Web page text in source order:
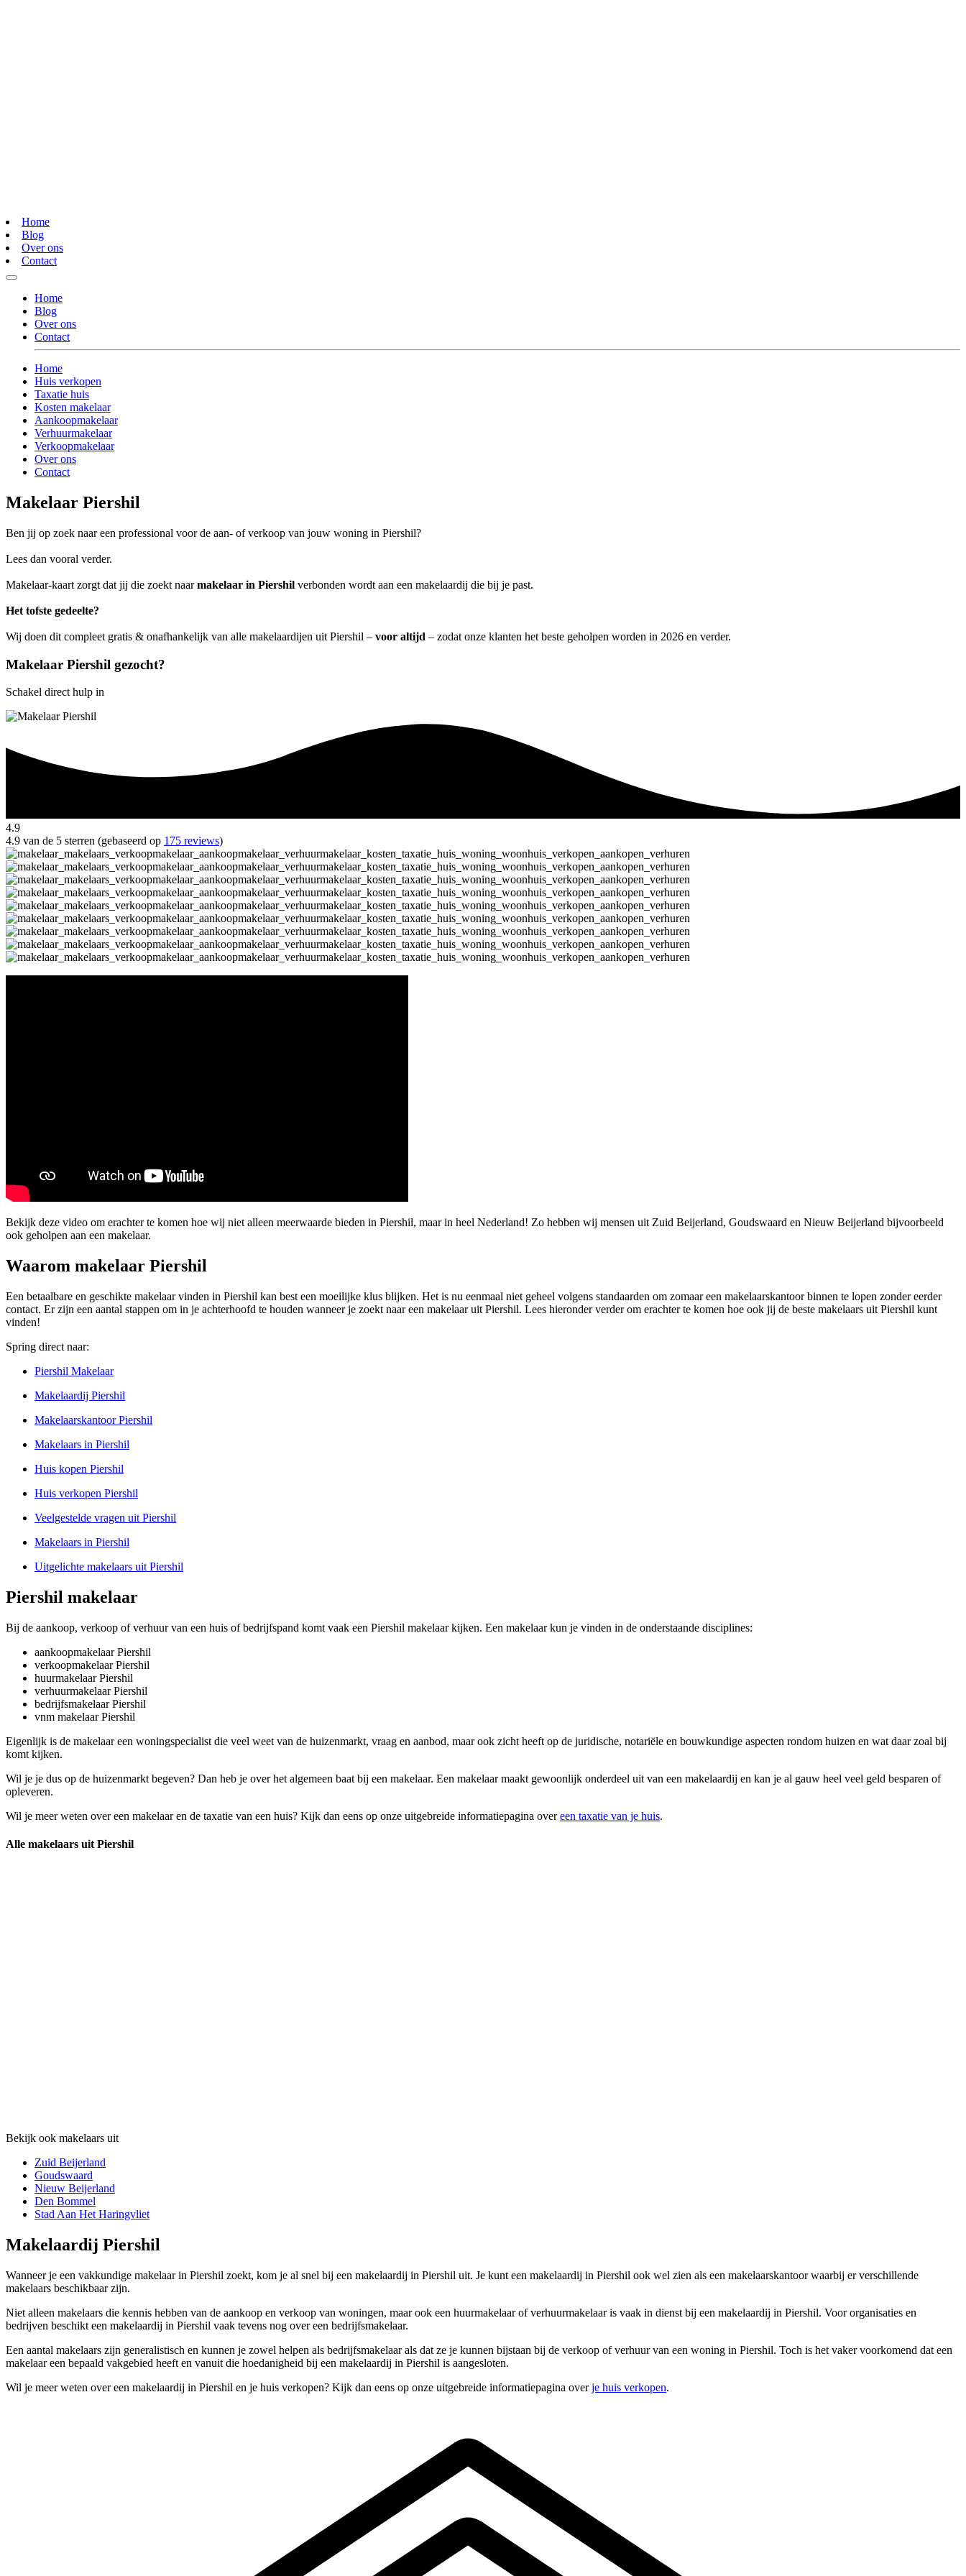
Home
Blog
Over ons
Contact
Home
Blog
Over ons
Contact
Home
Huis verkopen
Taxatie huis
Kosten makelaar
Aankoopmakelaar
Verhuurmakelaar
Verkoopmakelaar
Over ons
Contact
Makelaar Piershil
Ben jij op zoek naar een professional voor de aan- of verkoop van jouw woning in Piershil?
Lees dan vooral verder.
Makelaar-kaart zorgt dat jij die zoekt naarmakelaar in Piershil verbonden wordt aan een makelaardij die bij je past.
Het tofste gedeelte?
Wij doen dit compleet gratis & onafhankelijk van alle makelaardijen uit Piershil – voor altijd – zodat onze klanten het beste geholpen worden in 2026 en verder.
Makelaar Piershil gezocht?
Schakel direct hulp in
4.9
4.9 van de 5 sterren (gebaseerd op 175 reviews)
Bekijk deze video om erachter te komen hoe wij niet alleen meerwaarde bieden in Piershil, maar in heel Nederland! Zo hebben wij mensen uit Zuid Beijerland, Goudswaard en Nieuw Beijerland bijvoorbeeld
ook geholpen aan een makelaar.
Waarom makelaar Piershil
Een betaalbare en geschikte makelaar vinden in Piershil kan best een moeilijke klus blijken. Het is nu eenmaal niet geheel volgens standaarden om zomaar een makelaarskantoor binnen te lopen zonder eerder
contact. Er zijn een aantal stappen om in je achterhoofd te houden wanneer je zoekt naar een makelaar uit Piershil. Lees hieronder verder om erachter te komen hoe ook jij de beste makelaars uit Piershil kunt
vinden!
Spring direct naar:
Piershil Makelaar
Makelaardij Piershil
Makelaarskantoor Piershil
Makelaars in Piershil
Huis kopen Piershil
Huis verkopen Piershil
Veelgestelde vragen uit Piershil
Makelaars in Piershil
Uitgelichte makelaars uit Piershil
Piershil makelaar
Bij de aankoop, verkoop of verhuur van een huis of bedrijfspand komt vaak een Piershil makelaar kijken. Een makelaar kun je vinden in de onderstaande disciplines:
aankoopmakelaar Piershil
verkoopmakelaar Piershil
huurmakelaar Piershil
verhuurmakelaar Piershil
bedrijfsmakelaar Piershil
vnm makelaar Piershil
Eigenlijk is de makelaar een woningspecialist die veel weet van de huizenmarkt, vraag en aanbod, maar ook zicht heeft op de juridische, notariële en bouwkundige aspecten rondom huizen en wat daar zoal bij
komt kijken.
Wil je je dus op de huizenmarkt begeven? Dan heb je over het algemeen baat bij een makelaar. Een makelaar maakt gewoonlijk onderdeel uit van een makelaardij en kan je al gauw heel veel geld besparen of
opleveren.
Wil je meer weten over een makelaar en de taxatie van een huis? Kijk dan eens op onze uitgebreide informatiepagina overeen taxatie van je huis.
Alle makelaars uit Piershil
Bekijk ook makelaars uit
Zuid Beijerland
Goudswaard
Nieuw Beijerland
Den Bommel
Stad Aan Het Haringvliet
Makelaardij Piershil
Wanneer je een vakkundige makelaar in Piershil zoekt, kom je al snel bij een makelaardij in Piershil uit. Je kunt een makelaardij in Piershil ook wel zien als een makelaarskantoor waarbij er verschillende
makelaars beschikbaar zijn.
Niet alleen makelaars die kennis hebben van de aankoop en verkoop van woningen, maar ook een huurmakelaar of verhuurmakelaar is vaak in dienst bij een makelaardij in Piershil. Voor organisaties en
bedrijven beschikt een makelaardij in Piershil vaak tevens nog over een bedrijfsmakelaar.
Een aantal makelaars zijn generalistisch en kunnen je zowel helpen als bedrijfsmakelaar als dat ze je kunnen bijstaan bij de verkoop of verhuur van een woning in Piershil. Toch is het vaker voorkomend dat een
makelaar een bepaald vakgebied heeft en vanuit die hoedanigheid bij een makelaardij in Piershil is aangesloten.
Wil je meer weten over een makelaardij in Piershil en je huis verkopen? Kijk dan eens op onze uitgebreide informatiepagina overje huis verkopen.